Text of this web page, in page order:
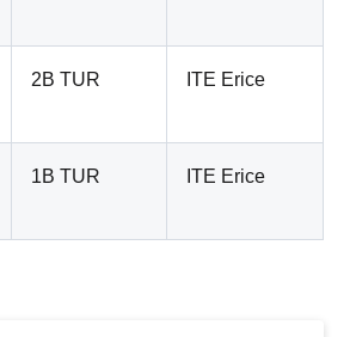
2B TUR ITE Erice
1B TUR ITE Erice